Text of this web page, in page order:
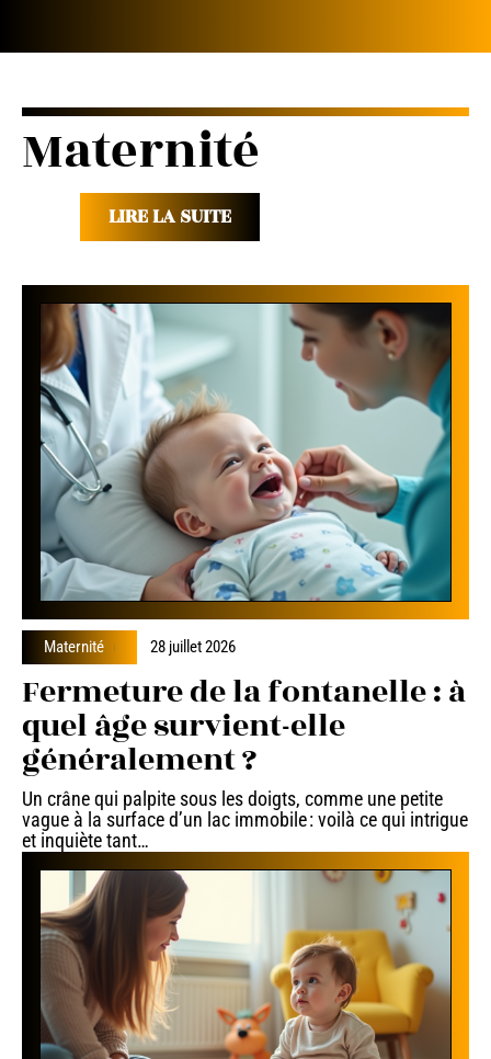
Maternité
LIRE LA SUITE
Maternité 28 juillet 2026
Fermeture de la fontanelle : à
quel âge survient-elle
généralement ?
Un crâne qui palpite sous les doigts, comme une petite
vague à la surface d’un lac immobile : voilà ce qui intrigue
et inquiète tant…